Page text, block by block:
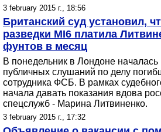
3 february 2015 г., 18:56
Британский суд установил,
разведки MI6 платила
фунтов в месяц
В понедельник в Лондоне началась
публичных слушаний по делу
сотрудника ФСБ. В рамках
начала давать показания вдова
спецслужб - Марина Литвиненко.
3 february 2015 г., 17:32